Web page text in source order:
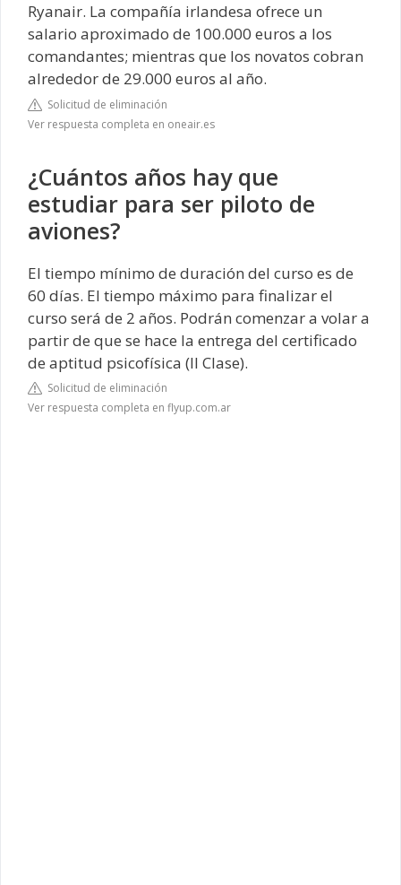
Ryanair. La compañía irlandesa ofrece un
salario aproximado de 100.000 euros a los
comandantes; mientras que los novatos cobran
alrededor de 29.000 euros al año.
Solicitud de eliminación
Ver respuesta completa en oneair.es
¿Cuántos años hay que
estudiar para ser piloto de
aviones?
El tiempo mínimo de duración del curso es de
60 días. El tiempo máximo para finalizar el
curso será de 2 años. Podrán comenzar a volar a
partir de que se hace la entrega del certificado
de aptitud psicofísica (II Clase).
Solicitud de eliminación
Ver respuesta completa en flyup.com.ar